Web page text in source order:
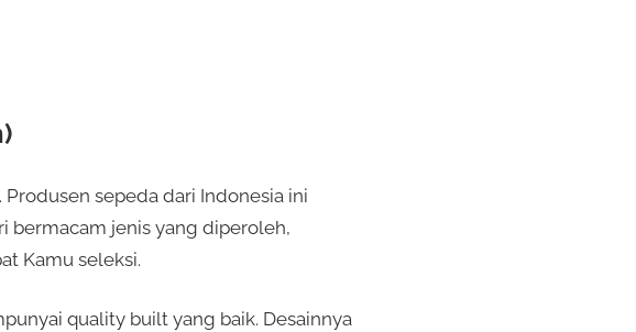
. Produsen sepeda dari Indonesia ini
bermacam jenis yang diperoleh,
Kamu seleksi.
quality built yang baik. Desainnya